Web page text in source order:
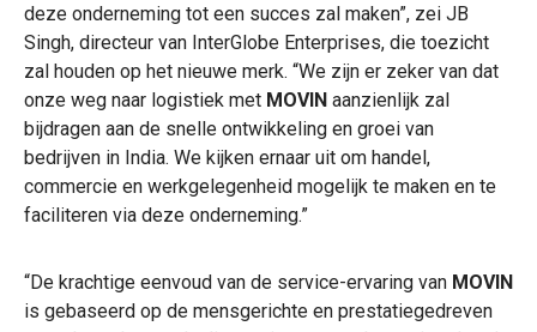
deze onderneming tot een succes zal maken”, zei JB
Singh, directeur van InterGlobe Enterprises, die toezicht
zal houden op het nieuwe merk. “We zijn er zeker van dat
onze weg naar logistiek met MOVIN aanzienlijk zal
bijdragen aan de snelle ontwikkeling en groei van
bedrijven in India. We kijken ernaar uit om handel,
commercie en werkgelegenheid mogelijk te maken en te
faciliteren via deze onderneming.”
“De krachtige eenvoud van de service-ervaring van MOVIN
is gebaseerd op de mensgerichte en prestatiegedreven